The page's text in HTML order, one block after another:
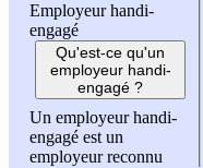
Employeur handi-
engagé
Qu'est-ce qu'un
employeur handi-
engagé ?
Un employeur handi-
engagé est un
employeur reconnu